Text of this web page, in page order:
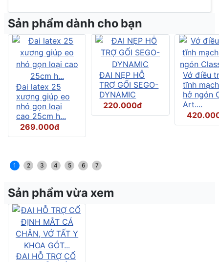
Sản phẩm dành cho bạn
Đai latex 25
xương giúp eo
nhỏ gọn loại
cao 25cm h...
269.000đ
ĐAI NẸP HỖ
TRỢ GỐI SEGO-
DYNAMIC
220.000đ
Vớ điều
tĩnh
hở ngón
Art....
1 2 3 4 5 6 7
Sản phẩm vừa xem
ĐAI HỖ TRỢ CỐ